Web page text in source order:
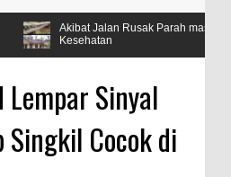
Jalan Rusak Parah masyarakat desa
Lempar Sinyal
Singkil Cocok di